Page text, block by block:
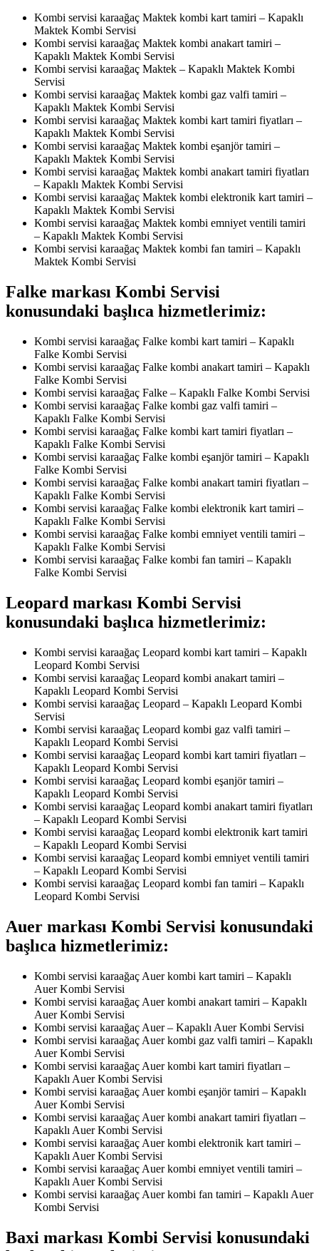
Kombi servisi karaağaç Maktek kombi kart tamiri – Kapaklı
Maktek Kombi Servisi
Kombi servisi karaağaç Maktek kombi anakart tamiri –
Kapaklı Maktek Kombi Servisi
Kombi servisi karaağaç Maktek – Kapaklı Maktek Kombi
Servisi
Kombi servisi karaağaç Maktek kombi gaz valfi tamiri –
Kapaklı Maktek Kombi Servisi
Kombi servisi karaağaç Maktek kombi kart tamiri fiyatları –
Kapaklı Maktek Kombi Servisi
Kombi servisi karaağaç Maktek kombi eşanjör tamiri –
Kapaklı Maktek Kombi Servisi
Kombi servisi karaağaç Maktek kombi anakart tamiri fiyatları
– Kapaklı Maktek Kombi Servisi
Kombi servisi karaağaç Maktek kombi elektronik kart tamiri –
Kapaklı Maktek Kombi Servisi
Kombi servisi karaağaç Maktek kombi emniyet ventili tamiri
– Kapaklı Maktek Kombi Servisi
Kombi servisi karaağaç Maktek kombi fan tamiri – Kapaklı
Maktek Kombi Servisi
Falke markası Kombi Servisi
konusundaki başlıca hizmetlerimiz:
Kombi servisi karaağaç Falke kombi kart tamiri – Kapaklı
Falke Kombi Servisi
Kombi servisi karaağaç Falke kombi anakart tamiri – Kapaklı
Falke Kombi Servisi
Kombi servisi karaağaç Falke – Kapaklı Falke Kombi Servisi
Kombi servisi karaağaç Falke kombi gaz valfi tamiri –
Kapaklı Falke Kombi Servisi
Kombi servisi karaağaç Falke kombi kart tamiri fiyatları –
Kapaklı Falke Kombi Servisi
Kombi servisi karaağaç Falke kombi eşanjör tamiri – Kapaklı
Falke Kombi Servisi
Kombi servisi karaağaç Falke kombi anakart tamiri fiyatları –
Kapaklı Falke Kombi Servisi
Kombi servisi karaağaç Falke kombi elektronik kart tamiri –
Kapaklı Falke Kombi Servisi
Kombi servisi karaağaç Falke kombi emniyet ventili tamiri –
Kapaklı Falke Kombi Servisi
Kombi servisi karaağaç Falke kombi fan tamiri – Kapaklı
Falke Kombi Servisi
Leopard markası Kombi Servisi
konusundaki başlıca hizmetlerimiz:
Kombi servisi karaağaç Leopard kombi kart tamiri – Kapaklı
Leopard Kombi Servisi
Kombi servisi karaağaç Leopard kombi anakart tamiri –
Kapaklı Leopard Kombi Servisi
Kombi servisi karaağaç Leopard – Kapaklı Leopard Kombi
Servisi
Kombi servisi karaağaç Leopard kombi gaz valfi tamiri –
Kapaklı Leopard Kombi Servisi
Kombi servisi karaağaç Leopard kombi kart tamiri fiyatları –
Kapaklı Leopard Kombi Servisi
Kombi servisi karaağaç Leopard kombi eşanjör tamiri –
Kapaklı Leopard Kombi Servisi
Kombi servisi karaağaç Leopard kombi anakart tamiri fiyatları
– Kapaklı Leopard Kombi Servisi
Kombi servisi karaağaç Leopard kombi elektronik kart tamiri
– Kapaklı Leopard Kombi Servisi
Kombi servisi karaağaç Leopard kombi emniyet ventili tamiri
– Kapaklı Leopard Kombi Servisi
Kombi servisi karaağaç Leopard kombi fan tamiri – Kapaklı
Leopard Kombi Servisi
Auer markası Kombi Servisi konusundaki
başlıca hizmetlerimiz:
Kombi servisi karaağaç Auer kombi kart tamiri – Kapaklı
Auer Kombi Servisi
Kombi servisi karaağaç Auer kombi anakart tamiri – Kapaklı
Auer Kombi Servisi
Kombi servisi karaağaç Auer – Kapaklı Auer Kombi Servisi
Kombi servisi karaağaç Auer kombi gaz valfi tamiri – Kapaklı
Auer Kombi Servisi
Kombi servisi karaağaç Auer kombi kart tamiri fiyatları –
Kapaklı Auer Kombi Servisi
Kombi servisi karaağaç Auer kombi eşanjör tamiri – Kapaklı
Auer Kombi Servisi
Kombi servisi karaağaç Auer kombi anakart tamiri fiyatları –
Kapaklı Auer Kombi Servisi
Kombi servisi karaağaç Auer kombi elektronik kart tamiri –
Kapaklı Auer Kombi Servisi
Kombi servisi karaağaç Auer kombi emniyet ventili tamiri –
Kapaklı Auer Kombi Servisi
Kombi servisi karaağaç Auer kombi fan tamiri – Kapaklı Auer
Kombi Servisi
Baxi markası Kombi Servisi konusundaki